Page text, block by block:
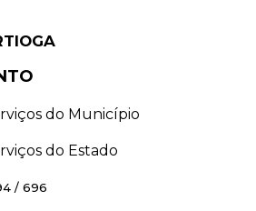
do Município
do Estado
/ 696